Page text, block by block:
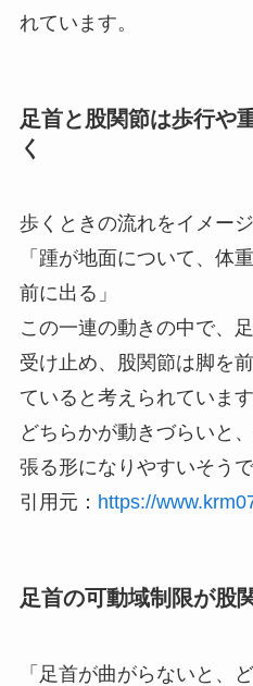
れています。
足首と股関節は歩行や
く
歩くときの流れをイメー
「踵が地面について、体
前に出る」
この一連の動きの中で、
受け止め、股関節は脚を
ていると考えられています
どちらかが動きづらいと
張る形になりやすいそうで
引用元： https://
足首の可動域制限が股
「足首が曲がらないと、